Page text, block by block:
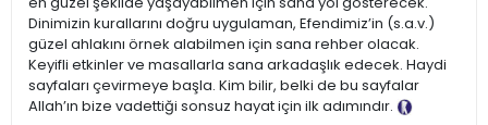
Dinimizin kurallarını doğru uygulaman, Efendimiz’in (s.a.v.)
güzel ahlakını örnek alabilmen için sana rehber olacak.
Keyifli etkinler ve masallarla sana arkadaşlık edecek. Haydi
sayfaları çevirmeye başla. Kim bilir, belki de bu sayfalar
Allah’ın bize vadettiği sonsuz hayat için ilk adımındır.